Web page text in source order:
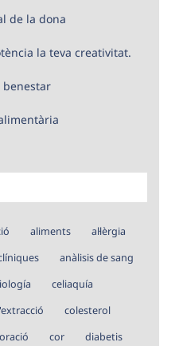
de la dona
la teva creativitat.
benestar
aliments
al·lèrgia
anàlisis de sang
celiaquía
colesterol
cor
diabetis